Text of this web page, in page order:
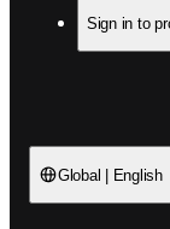
Sign in to
Global | English